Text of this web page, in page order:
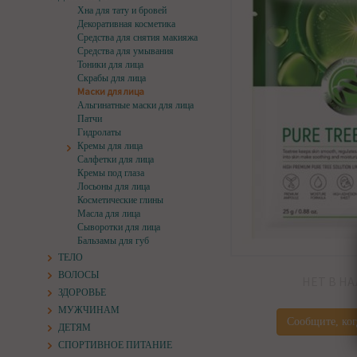
Хна для тату и бровей
Декоративная косметика
Средства для снятия макияжа
Средства для умывания
Тоники для лица
Скрабы для лица
Маски для лица
Альгинатные маски для лица
Патчи
Гидролаты
Кремы для лица
Салфетки для лица
Кремы под глаза
Лосьоны для лица
Косметические глины
Масла для лица
Сыворотки для лица
Бальзамы для губ
ТЕЛО
ВОЛОСЫ
ЗДОРОВЬЕ
МУЖЧИНАМ
ДЕТЯМ
СПОРТИВНОЕ ПИТАНИЕ
Сообщите,